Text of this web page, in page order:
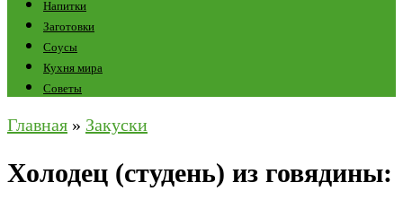
Напитки
Заготовки
Соусы
Кухня мира
Советы
Главная » Закуски
Холодец (студень) из говядины: